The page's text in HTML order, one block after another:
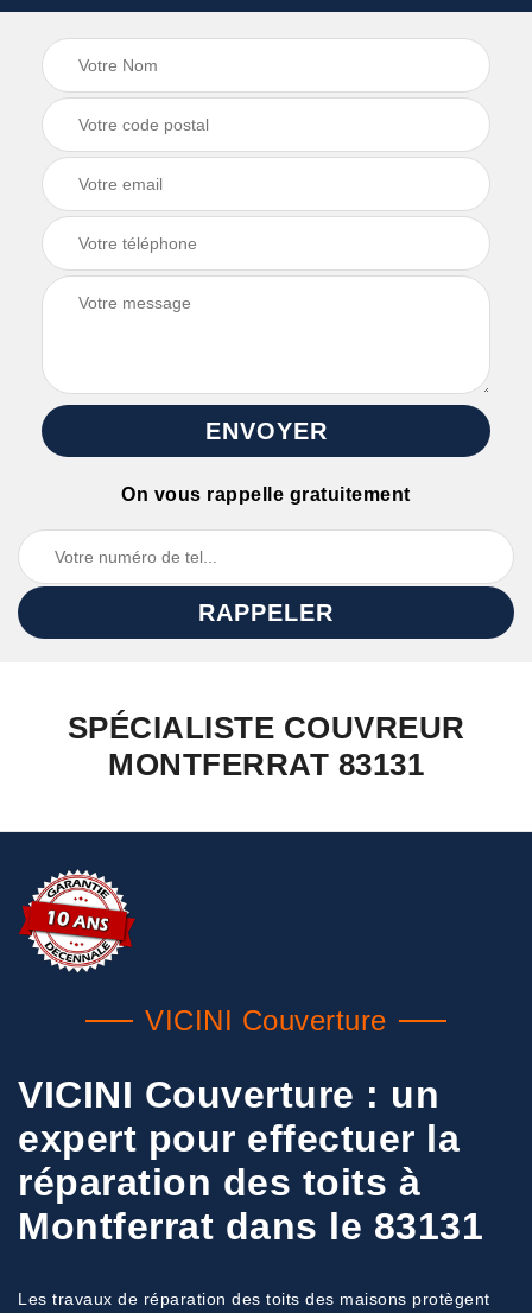
On vous rappelle gratuitement
SPÉCIALISTE COUVREUR
MONTFERRAT 83131
VICINI Couverture
VICINI Couverture : un
expert pour effectuer la
réparation des toits à
Montferrat dans le 83131
Les travaux de réparation des toits des maisons protègent